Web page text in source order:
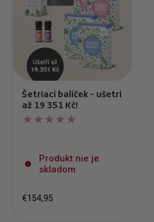
Šetriaci balíček - ušetrí
až 19 351 Kč!
Produkt nie je
skladom
€154,95